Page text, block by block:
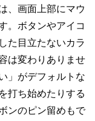
、画面上部にマウ
。ボタンやアイコ
た目立たないカラ
は変わりありませ
」がデフォルトな
打ち始めたりする
ンのピン留めもで